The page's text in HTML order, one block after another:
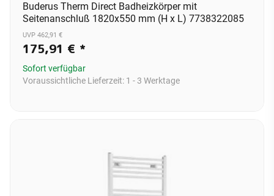
Buderus Therm Direct Badheizkörper mit
Seitenanschluß 1820x550 mm (H x L) 7738322085
UVP 462,91 €
175,91 € *
Sofort verfügbar
Voraussichtliche Lieferzeit: 1 - 3 Werktage